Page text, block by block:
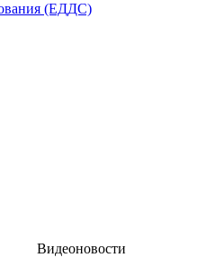
(ЕДДС)
Видеоновости